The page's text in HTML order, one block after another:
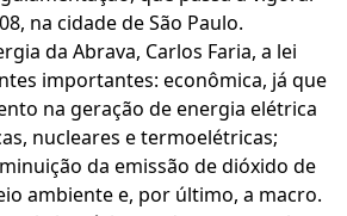
na cidade de São Paulo.
da Abrava, Carlos Faria, a lei
importantes: econômica, já que
na geração de energia elétrica
nucleares e termoelétricas;
da emissão de dióxido de
ambiente e, por último, a macro.